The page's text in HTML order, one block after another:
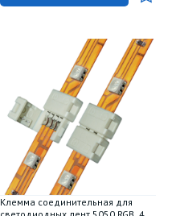
Клемма соединительная для